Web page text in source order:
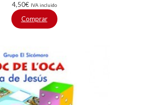
4,50€ IVA incluido
Comprar